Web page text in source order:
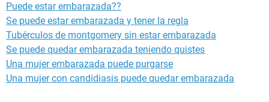
Puede estar embarazada??
Se puede estar embarazada y tener la regla
Tubérculos de montgomery sin estar embarazada
Se puede quedar embarazada teniendo quistes
Una mujer embarazada puede purgarse
Una mujer con candidiasis puede quedar embarazada